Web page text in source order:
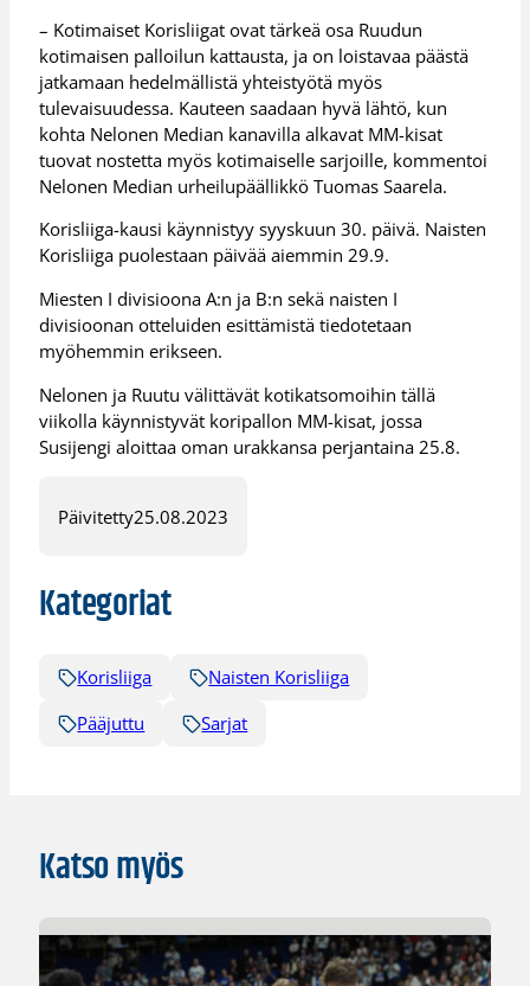
– Kotimaiset Korisliigat ovat tärkeä osa Ruudun
kotimaisen palloilun kattausta, ja on loistavaa päästä
jatkamaan hedelmällistä yhteistyötä myös
tulevaisuudessa. Kauteen saadaan hyvä lähtö, kun
kohta Nelonen Median kanavilla alkavat MM-kisat
tuovat nostetta myös kotimaiselle sarjoille, kommentoi
Nelonen Median urheilupäällikkö Tuomas Saarela.
Korisliiga-kausi käynnistyy syyskuun 30. päivä. Naisten
Korisliiga puolestaan päivää aiemmin 29.9.
Miesten I divisioona A:n ja B:n sekä naisten I
divisioonan otteluiden esittämistä tiedotetaan
myöhemmin erikseen.
Nelonen ja Ruutu välittävät kotikatsomoihin tällä
viikolla käynnistyvät koripallon MM-kisat, jossa
Susijengi aloittaa oman urakkansa perjantaina 25.8.
Päivitetty25.08.2023
Kategoriat
Korisliiga
Naisten Korisliiga
Pääjuttu
Sarjat
Katso myös